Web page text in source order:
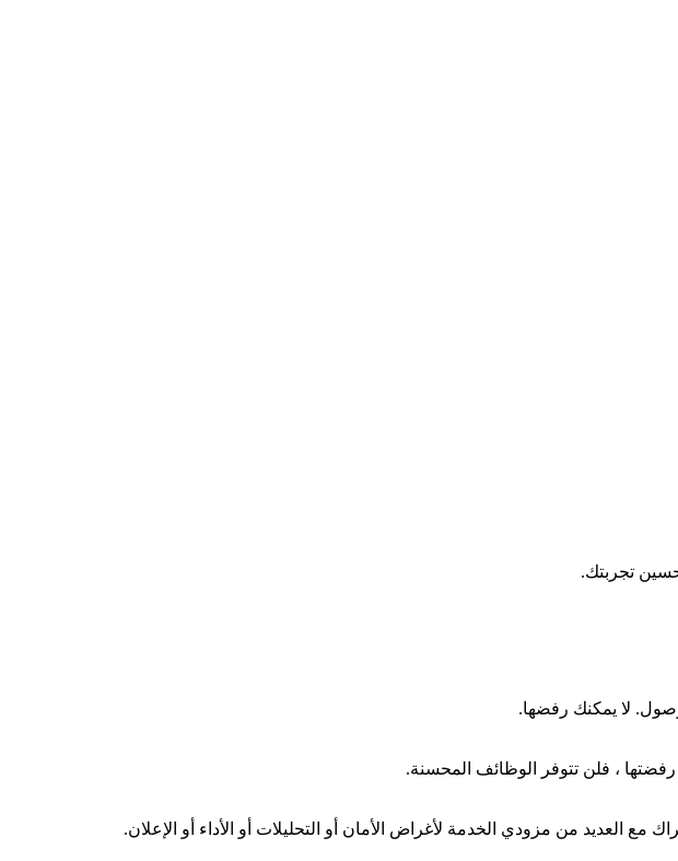
تجربتك.
لا يمكنك رفضها.
، فلن تتوفر الوظائف المحسنة.
العديد من مزودي الخدمة لأغراض الأمان أو التحليلات أو الأداء أو الإعلان.